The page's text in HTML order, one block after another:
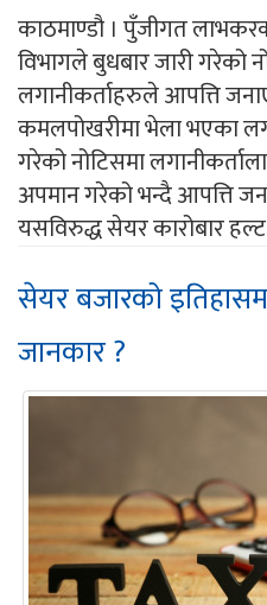
काठमाण्डौ । पुँजीगत
विभागले बुधबार जारी गरेको
लगानीकर्ताहरुले आपत्ति
कमलपोखरीमा भेला भएका
गरेको नोटिसमा
अपमान गरेको भन्दै आपत्ति
यसविरुद्ध सेयर कारोबार
सेयर बजारको
जानकार ?